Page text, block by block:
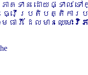
ាគទាន ដោយផ្ទាល់
ធ្វើប្រតិបត្តិកា
ធាវី ដែលមានឈ្មោះ វិភ